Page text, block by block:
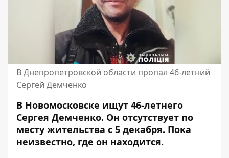
В Днепропетровской области пропал 46-летний
Сергей Демченко
В Новомосковске ищут 46-летнего
Сергея Демченко. Он отсутствует по
месту жительства с 5 декабря. Пока
неизвестно, где он находится.